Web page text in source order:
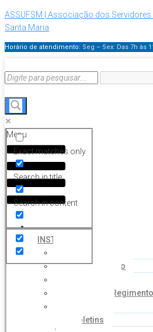
ASSUFSM | Associação dos Servidores
Santa Maria
Horário de atendimento: Seg – Sex: Das 7h às
Exact matches only
Search in title
Search in content
Menu
HOME
INSTITUCIONAL
Coordenação
Estatuto e Regimento
Boletins